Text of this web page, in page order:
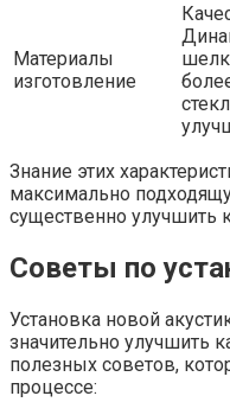
Материалы
изготовление
Знание этих
максимально
существенно улучшить
Советы по
Установка новой
значительно улучшить
полезных советов,
процессе: